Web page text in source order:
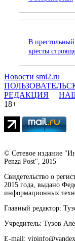
В
кресты
Новости smi2.ru
РЕДАКЦИЯ
18+
© Сетевое издание
Penza Post", 2015
Свидетельство о
2015 года, выдано
информационных
Главный редактор:
Учредитель: Тузов
E-mail: